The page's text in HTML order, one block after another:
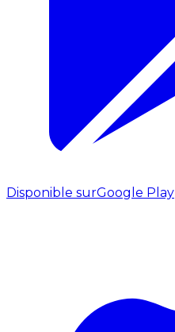
Disponible surGoogle Play